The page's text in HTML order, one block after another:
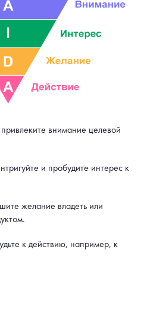
привлеките внимание целевой
и пробудите интерес к
желание владеть или
к действию, например, к